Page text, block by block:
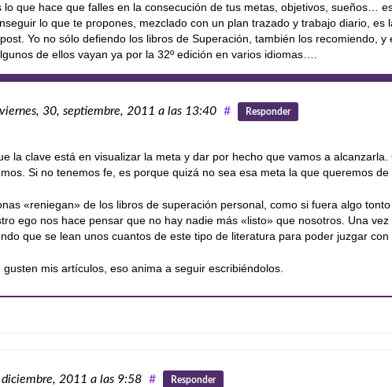
que hace que falles en la consecución de tus metas, objetivos, sueños…
lo que te propones, mezclado con un plan trazado y trabajo diario, es
Yo no sólo defiendo los libros de Superación, también los recomiendo, y
de ellos vayan ya por la 32º edición en varios idiomas….
viernes, 30, septiembre, 2011 a las 13:40 # Responder
la clave está en visualizar la meta y dar por hecho que vamos a alcanzarla.
Si no tenemos fe, es porque quizá no sea esa meta la que queremos de
«reniegan» de los libros de superación personal, como si fuera algo
ego nos hace pensar que no hay nadie más «listo» que nosotros. Una
que se lean unos cuantos de este tipo de literatura para poder juzgar
mis artículos, eso anima a seguir escribiéndolos.
2011 a las 9:58 # Responder